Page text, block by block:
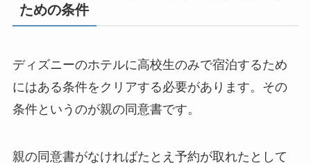
ための条件
ディズニーのホテルに高校生のみで宿泊するため
にはある条件をクリアする必要があります。その
条件というのが親の同意書です。
親の同意書がなければたとえ予約が取れたとして